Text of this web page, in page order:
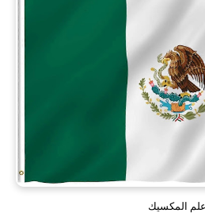
علم المكسيك